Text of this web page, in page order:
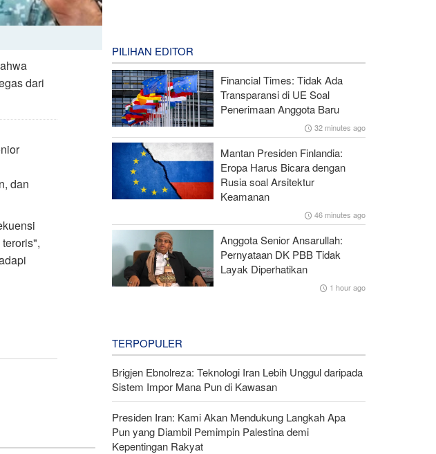
dari
dan
PILIHAN EDITOR
Financial Times: Tidak Ada
Transparansi di UE Soal
Penerimaan Anggota Baru
32 minutes ago
Mantan Presiden Finlandia:
Eropa Harus Bicara dengan
Rusia soal Arsitektur
Keamanan
46 minutes ago
Anggota Senior Ansarullah:
Pernyataan DK PBB Tidak
Layak Diperhatikan
1 hour ago
TERPOPULER
Brigjen Ebnolreza: Teknologi Iran Lebih Unggul daripada
Sistem Impor Mana Pun di Kawasan
Presiden Iran: Kami Akan Mendukung Langkah Apa
Pun yang Diambil Pemimpin Palestina demi
Kepentingan Rakyat